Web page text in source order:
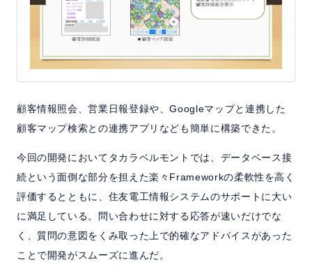
顧客情報照会、営業日報登録や、Googleマップと連携した
顧客マップ検索との連携アプリなども簡単に構築できた。
今回の開発においてタカラベルモントでは、データベース接
続という面倒な部分を担えた楽々Frameworkの柔軟性を高く
評価するとともに、住友電工情報システムのサポートに大い
に満足している。問い合わせに対する応答が速いだけでな
く、質問の意図をくみ取った上で的確なアドバイスがあった
ことで開発がスムーズに進んだ。